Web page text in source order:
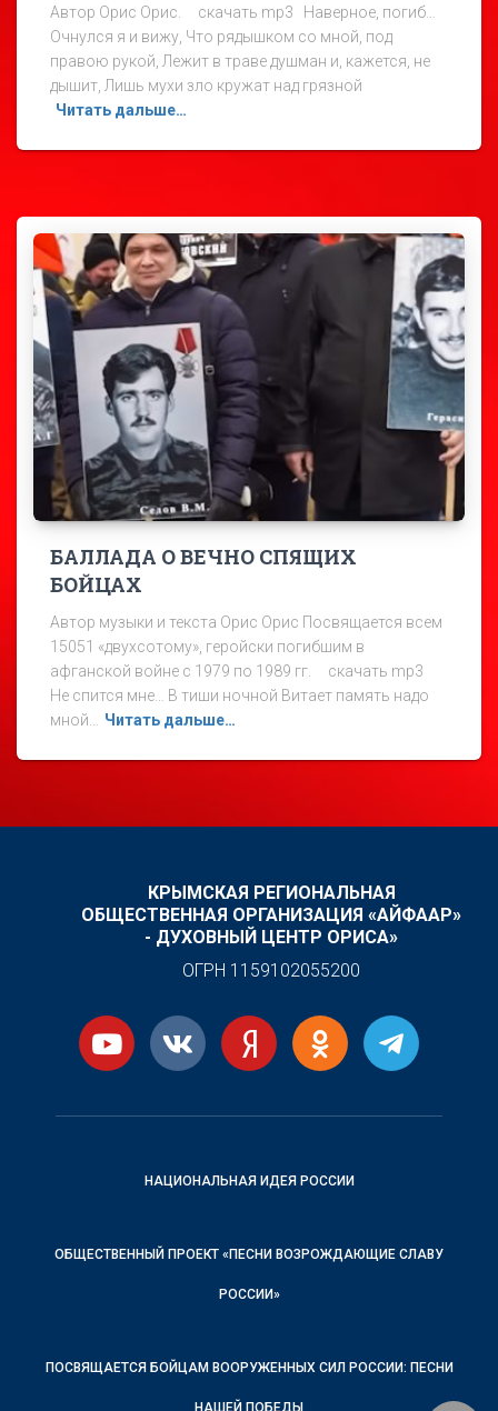
Автор Орис Орис. скачать mp3 Наверное, погиб…
Очнулся я и вижу, Что рядышком со мной, под
правою рукой, Лежит в траве душман и, кажется, не
дышит, Лишь мухи зло кружат над грязной
Читать дальше…
БАЛЛАДА О ВЕЧНО СПЯЩИХ
БОЙЦАХ
Автор музыки и текста Орис Орис Посвящается всем
15051 «двухсотому», геройски погибшим в
афганской войне с 1979 по 1989 гг. скачать mp3
Не спится мне… В тиши ночной Витает память надо
мной…
Читать дальше…
КРЫМСКАЯ РЕГИОНАЛЬНАЯ
ОБЩЕСТВЕННАЯ ОРГАНИЗАЦИЯ «АЙФААР»
- ДУХОВНЫЙ ЦЕНТР ОРИСА»
ОГРН 1159102055200
НАЦИОНАЛЬНАЯ ИДЕЯ РОССИИ
ОБЩЕСТВЕННЫЙ ПРОЕКТ «ПЕСНИ ВОЗРОЖДАЮЩИЕ СЛАВУ
РОССИИ»
ПОСВЯЩАЕТСЯ БОЙЦАМ ВООРУЖЕННЫХ СИЛ РОССИИ: ПЕСНИ
НАШЕЙ ПОБЕДЫ